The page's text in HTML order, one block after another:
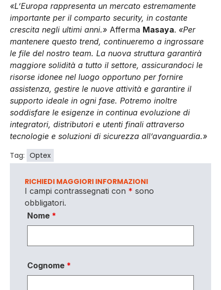
«L’Europa rappresenta un mercato estremamente
importante per il comparto security, in costante
crescita negli ultimi anni.» Afferma Masaya. «Per
mantenere questo trend, continueremo a ingrossare
le file del nostro team. La nuova struttura garantirà
maggiore solidità a tutto il settore, assicurandoci le
risorse idonee nel luogo opportuno per fornire
assistenza, gestire le nuove attività e garantire il
supporto ideale in ogni fase. Potremo inoltre
soddisfare le esigenze in continua evoluzione di
integratori, distributori e utenti finali attraverso
tecnologie e soluzioni di sicurezza all’avanguardia.»
Tag: Optex
RICHIEDI MAGGIORI INFORMAZIONI
I campi contrassegnati con * sono
obbligatori.
Nome *
Cognome *